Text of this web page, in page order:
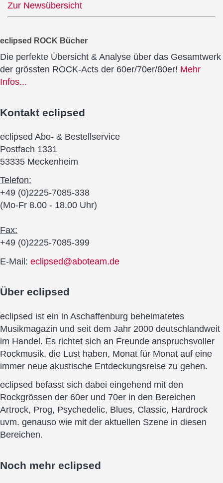
Zur Newsübersicht
eclipsed ROCK Bücher
Die perfekte Übersicht & Analyse über das Gesamtwerk
der grössten ROCK-Acts der 60er/70er/80er! Mehr
Infos...
Kontakt eclipsed
eclipsed Abo- & Bestellservice
Postfach 1331
53335 Meckenheim
Telefon:
+49 (0)2225-7085-338
(Mo-Fr 8.00 - 18.00 Uhr)
Fax:
+49 (0)2225-7085-399
E-Mail: eclipsed@aboteam.de
Über eclipsed
eclipsed ist ein in Aschaffenburg beheimatetes
Musikmagazin und seit dem Jahr 2000 deutschlandweit
im Handel. Es richtet sich an Freunde anspruchsvoller
Rockmusik, die Lust haben, Monat für Monat auf eine
immer neue akustische Entdeckungsreise zu gehen.
eclipsed befasst sich dabei eingehend mit den
Rockgrössen der 60er und 70er in den Bereichen
Artrock, Prog, Psychedelic, Blues, Classic, Hardrock
uvm. genauso wie mit der aktuellen Szene in diesen
Bereichen.
Noch mehr eclipsed